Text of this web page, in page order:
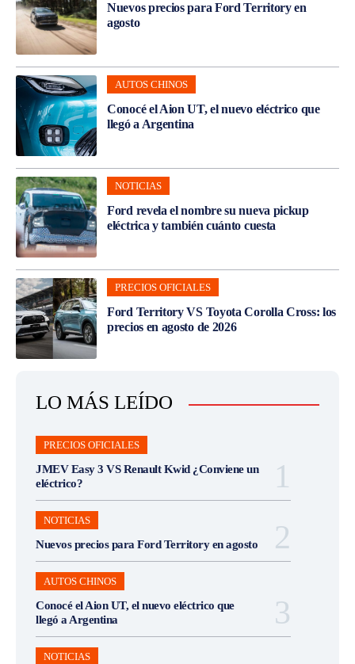
Nuevos precios para Ford Territory en
agosto
AUTOS CHINOS
Conocé el Aion UT, el nuevo eléctrico que
llegó a Argentina
NOTICIAS
Ford revela el nombre su nueva pickup
eléctrica y también cuánto cuesta
PRECIOS OFICIALES
Ford Territory VS Toyota Corolla Cross: los
precios en agosto de 2026
LO MÁS LEÍDO
PRECIOS OFICIALES
JMEV Easy 3 VS Renault Kwid ¿Conviene un
eléctrico?
NOTICIAS
Nuevos precios para Ford Territory en agosto
AUTOS CHINOS
Conocé el Aion UT, el nuevo eléctrico que
llegó a Argentina
NOTICIAS